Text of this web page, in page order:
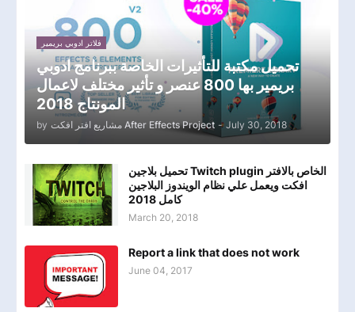
فلاتر ادوبي بريمير
تحميل مكتبة للتأثيرات الخاصة ببرنامج ادوبي
بريمير بها 800 عنصر و تأثير مختلف لاعمال
المونتاج 2018
by مشاريع افتر افكت After Effects Project - July 30, 2018
تحميل بلاجين Twitch plugin الخاص بالافتر
افكت ويعمل علي نظام الويندوز البلاجين
كامل 2018
March 20, 2018
Report a link that does not work
June 04, 2017